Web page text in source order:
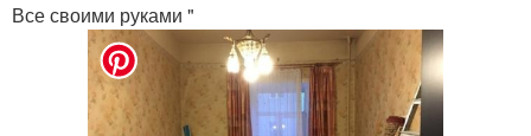
Все своими руками "